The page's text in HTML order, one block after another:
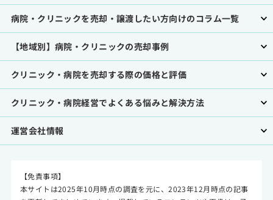
病院・クリニックを売却・譲渡したい方向けのコラム一覧
【地域別】病院・クリニックの売却事例
クリニック・病院を売却する際の価格と評価
クリニック・病院経営でよくある悩みと解決方法
運営会社情報
【免責事項】
本サイトは2025年10月時点の調査を元に、2023年12月時点の記事